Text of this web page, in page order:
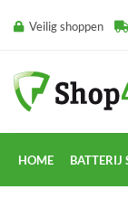
naar Veilig shoppen
HOME BATTERIJ